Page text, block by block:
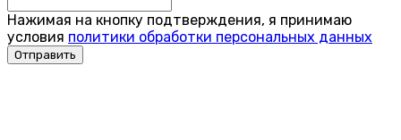
Нажимая на кнопку подтверждения, я принимаю
условия политики обработки персональных данных